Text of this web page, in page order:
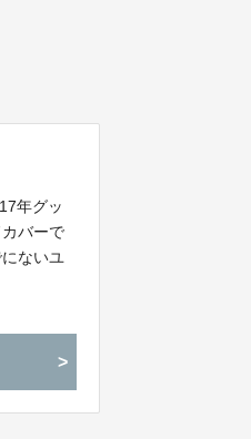
年グッ
バーで
ないユ